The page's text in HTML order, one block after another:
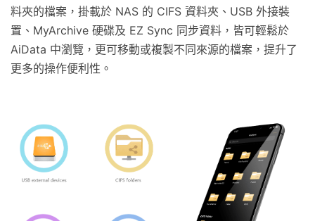
料夾的檔案，掛載於 NAS 的 CIFS 資料夾、USB 外接裝
置、MyArchive 硬碟及 EZ Sync 同步資料，皆可輕鬆於
AiData 中瀏覽，更可移動或複製不同來源的檔案，提升了
更多的操作便利性。